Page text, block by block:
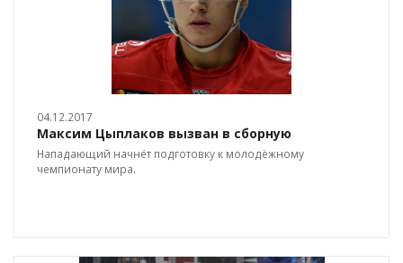
04.12.2017
Максим Цыплаков вызван в сборную
Нападающий начнёт подготовку к молодёжному
чемпионату мира.